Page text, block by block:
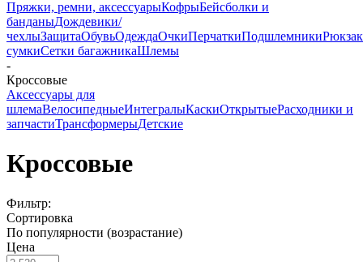
Пряжки, ремни, аксессуарыКофрыБейсболки и
банданыДождевики/
чехлыЗащитаОбувьОдеждаОчкиПерчаткиПодшлемники
сумкиСетки багажникаШлемы
-
Кроссовые
Аксессуары для
шлемаВелосипедныеИнтегралыКаскиОткрытыеРасходники и
запчастиТрансформерыДетские
Кроссовые
Фильтр:
Сортировка
По популярности (возрастание)
Цена